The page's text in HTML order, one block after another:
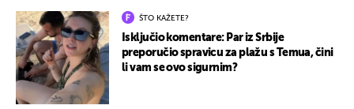
ŠTO KAŽETE?
Isključio komentare: Par iz Srbije
preporučio spravicu za plažu s Temua, čini
li vam se ovo sigurnim?